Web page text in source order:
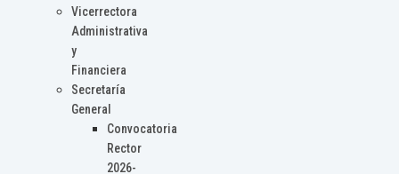
Vicerrectora
Administrativa
y
Financiera
Secretaría
General
Convocatoria
Rector
2026-